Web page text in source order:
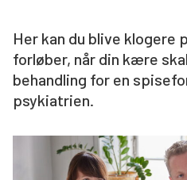
Støt os
Søg
Her kan du blive klogere
forløber, når din kære
behandling for en
psykiatrien.